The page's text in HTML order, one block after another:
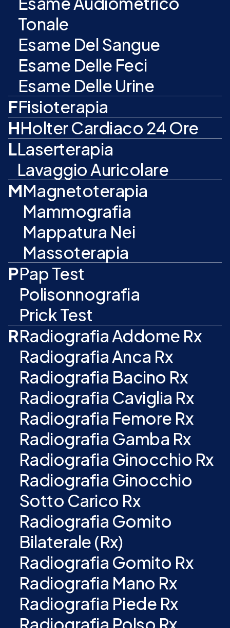
Tonale
Esame Del Sangue
Esame Delle Feci
Esame Delle Urine
FFisioterapia
HHolter Cardiaco 24 Ore
LLaserterapia
Lavaggio Auricolare
MMagnetoterapia
Mammografia
Mappatura Nei
Massoterapia
PPap Test
Polisonnografia
Prick Test
RRadiografia Addome Rx
Radiografia Anca Rx
Radiografia Bacino Rx
Radiografia Caviglia Rx
Radiografia Femore Rx
Radiografia Gamba Rx
Radiografia Ginocchio Rx
Radiografia Ginocchio
Sotto Carico Rx
Radiografia Gomito
Bilaterale (Rx)
Radiografia Gomito Rx
Radiografia Mano Rx
Radiografia Piede Rx
Radiografia Polso Rx